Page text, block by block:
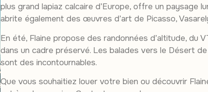
plus grand lapiaz calcaire d’Europe, offre un paysage
abrite également des œuvres d’art de Picasso,
En été, Flaine propose des randonnées d’altitude, du
dans un cadre préservé. Les balades vers le Désert
sont des incontournables.
Que vous souhaitiez louer votre bien ou découvrir